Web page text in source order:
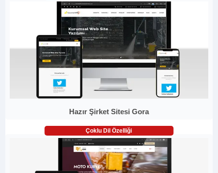
Hazır Şirket Sitesi Gora
Çoklu Dil Özelliği